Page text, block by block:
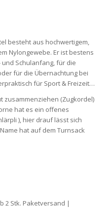
besteht aus hochwertigem,
Nylongewebe. Er ist bestens
Schulanfang, für die
für die Übernachtung bei
für Sport & Freizeit…
zusammenziehen (Zugkordel)
hat es ein offenes
), hier drauf lässt sich
hat auf dem Turnsack
2 Stk. Paketversand |